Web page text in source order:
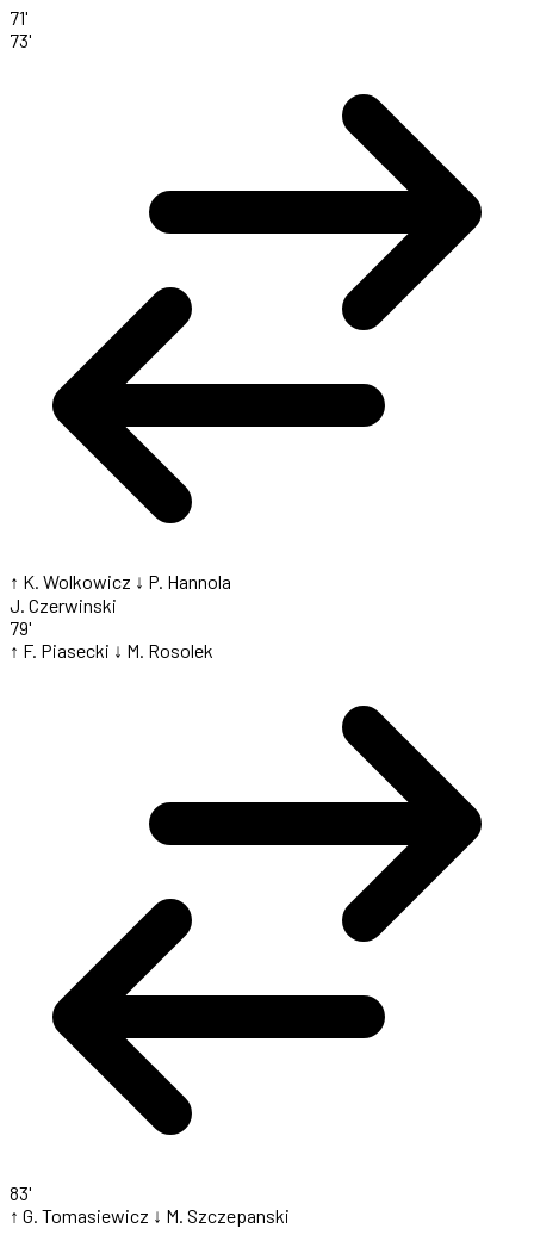
71'
73'
↑ K. Wolkowicz ↓ P. Hannola
J. Czerwinski
79'
↑ F. Piasecki ↓ M. Rosolek
83'
↑ G. Tomasiewicz ↓ M. Szczepanski